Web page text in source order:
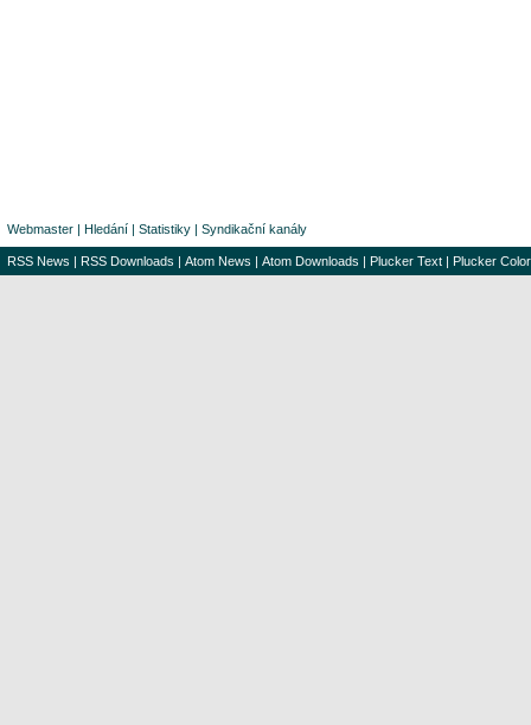
Webmaster | Hledání | Statistiky | Syndikační kanály
RSS News | RSS Downloads | Atom News | Atom Downloads | Plucker Text | Plucker Color